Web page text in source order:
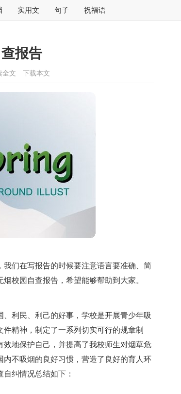
实用文 句子 祝福语
报告
全文 下载本文
们在写报告的时候要注意语言要准确、简
校园自查报告，希望能够帮助到大家。
利民、利己的好事，学校是开展青少年吸
精神，制定了一系列切实可行的规章制
地保护自己，并提高了我校师生对烟草危
不吸烟的良好习惯，营造了良好的育人环
纠情况总结如下：